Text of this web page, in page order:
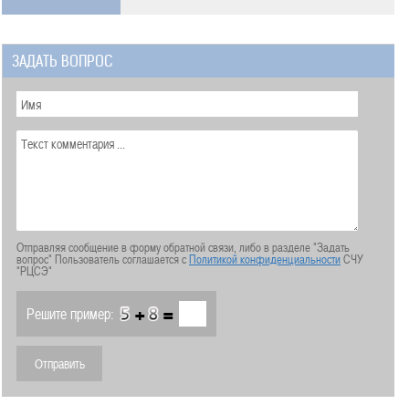
ЗАДАТЬ ВОПРОС
Отправляя сообщение в форму обратной связи, либо в разделе "Задать
вопрос" Пользователь соглашается сПолитикой конфиденциальностиСЧУ
"РЦСЭ"
Решите пример: + =